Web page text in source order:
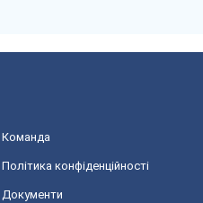
Команда
Політика конфіденційності
Документи